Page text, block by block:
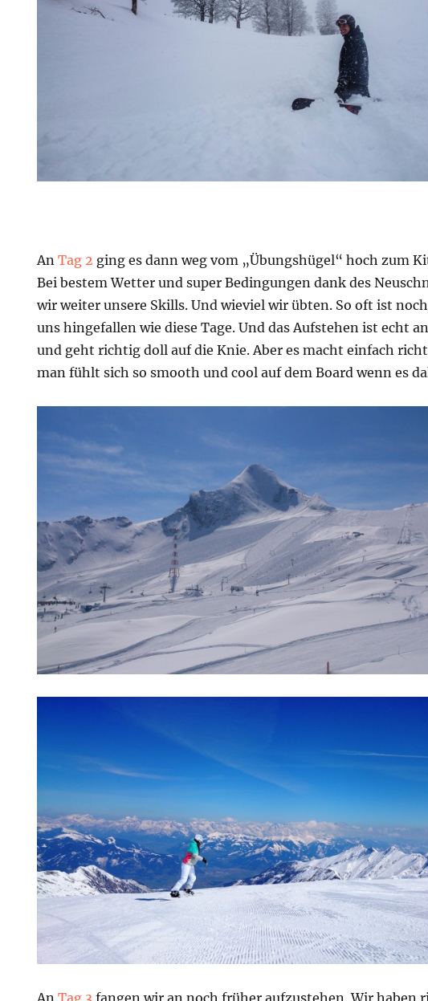
AnTag 2 ging es dann weg vom „Übungshügel“ hoch zum
Bei bestem Wetter und super Bedingungen dank des
wir weiter unsere Skills. Und wieviel wir übten. So oft ist
uns hingefallen wie diese Tage. Und das Aufstehen ist echt
und geht richtig doll auf die Knie. Aber es macht einfach
man fühlt sich so smooth und cool auf dem Board wenn es
AnTag 3 fangen wir an noch früher aufzustehen. Wir haben